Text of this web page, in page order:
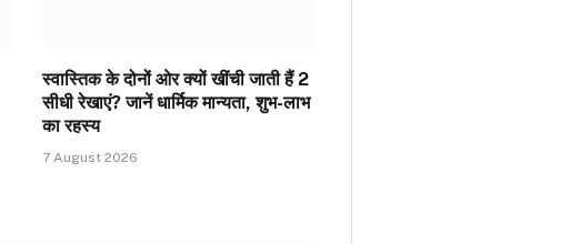
स्वास्तिक के दोनों ओर क्यों खींची जाती हैं 2
सीधी रेखाएं? जानें धार्मिक मान्यता, शुभ-लाभ
का रहस्य
7 August 2026